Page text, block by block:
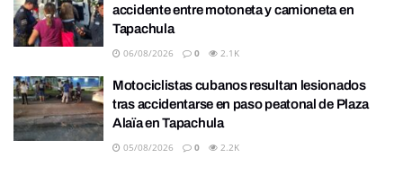
accidente entre motoneta y camioneta en
Tapachula
06/08/2026 0 2.1K
Motociclistas cubanos resultan lesionados
tras accidentarse en paso peatonal de Plaza
Alaïa en Tapachula
05/08/2026 0 2.2K